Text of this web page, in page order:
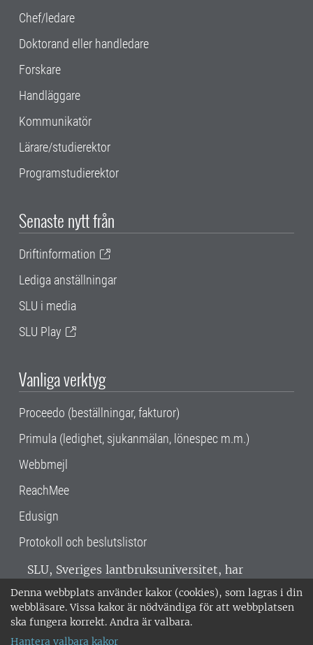
Denna webbplats använder kakor (cookies), som lagras i din
webbläsare. Vissa kakor är nödvändiga för att webbplatsen
ska fungera korrekt. Andra är valbara.
Hantera valbara kakor
Chef/ledare
Doktorand eller handledare
Forskare
Handläggare
Kommunikatör
Lärare/studierektor
Programstudierektor
Senaste nytt från
Driftinformation
Lediga anställningar
SLU i media
SLU Play
Vanliga verktyg
Proceedo (beställningar, fakturor)
Primula (ledighet, sjukanmälan, lönespec m.m.)
Webbmejl
ReachMee
Edusign
Protokoll och beslutslistor
SLU, Sveriges lantbruksuniversitet, har
verksamhet över hela Sverige. Huvudorter är
Alnarp, Uppsala och Umeå.SLU är
miljöcertifierat enligt ISO 14001. •
018-67 10 00 • Org nr: 202100-2817 •